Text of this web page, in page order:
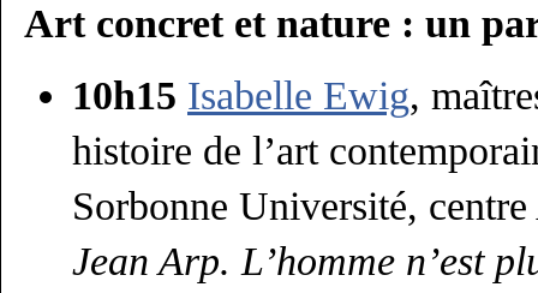
Art concret et nature : un
10h15 Isabelle Ewig,
histoire de l’art
Sorbonne Université,
Jean Arp. L’homme n’est